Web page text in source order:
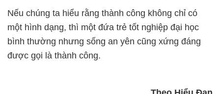
Nếu chúng ta hiểu rằng thành công không chỉ có
một hình dạng, thì một đứa trẻ tốt nghiệp đại học
bình thường nhưng sống an yên cũng xứng đáng
được gọi là thành công.